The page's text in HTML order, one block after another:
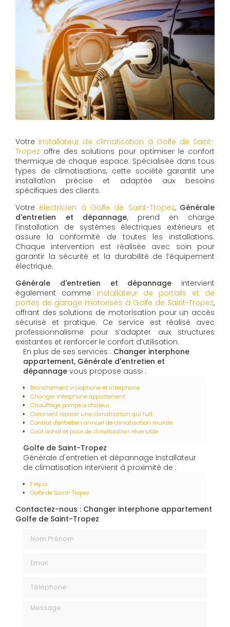
Votre installateur de climatisation à Golfe de Saint-
Tropez offre des solutions pour optimiser le confort
thermique de chaque espace. Spécialisée dans tous
types de climatisations, cette société garantit une
installation précise et adaptée aux besoins
spécifiques des clients.
Votre électricien à Golfe de Saint-Tropez, Générale
d'entretien et dépannage, prend en charge
l’installation de systèmes électriques extérieurs et
assure la conformité de toutes les installations.
Chaque intervention est réalisée avec soin pour
garantir la sécurité et la durabilité de l’équipement
électrique.
Générale d'entretien et dépannage intervient
également comme installateur de portails et de
portes de garage motorisés à Golfe de Saint-Tropez,
offrant des solutions de motorisation pour un accès
sécurisé et pratique. Ce service est réalisé avec
professionnalisme pour s’adapter aux structures
existantes et renforcer le confort d’utilisation.
En plus de ses services : Changer interphone
appartement, Générale d'entretien et
dépannage vous propose aussi :
Branchement visiophone et interphone
Changer interphone appartement
Chauffage pompe a chaleur
Comment réparer une climatisation qui fuit
Contrat d'entretien annuel de climatisation murale
Coût achat et pose de climatisation réversible
Golfe de Saint-Tropez
Générale d'entretien et dépannage Installateur
de climatisation intervient à proximité de :
Fréjus
Golfe de Saint-Tropez
Contactez-nous : Changer interphone appartement
Golfe de Saint-Tropez
Message